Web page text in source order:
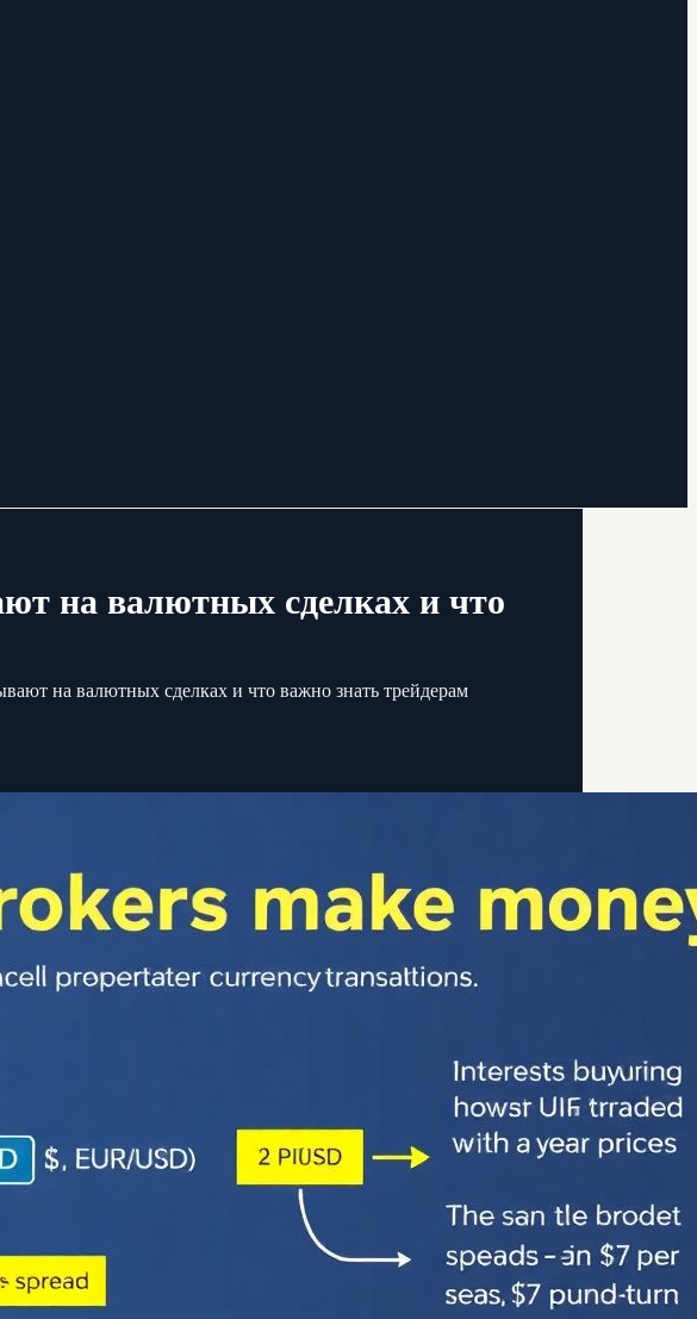
на валютных сделках и что
на валютных сделках и что важно знать трейдерам